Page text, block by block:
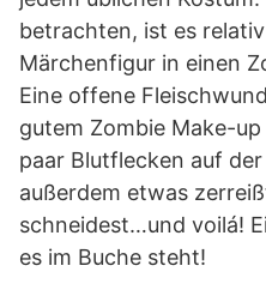
betrachten, ist es
Märchenfigur in einen
Eine offene
gutem Zombie Make-
paar Blutflecken auf
außerdem etwas
schneidest…und voilá!
es im Buche steht!